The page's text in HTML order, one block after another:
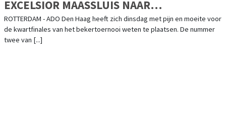
EXCELSIOR MAASSLUIS NAAR
KWARTFINALE
ROTTERDAM - ADO Den Haag heeft zich dinsdag met pijn en moeite voor
de kwartfinales van het bekertoernooi weten te plaatsen. De nummer
twee van [...]